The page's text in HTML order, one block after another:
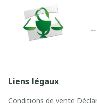
Liens légaux
Conditions de vente